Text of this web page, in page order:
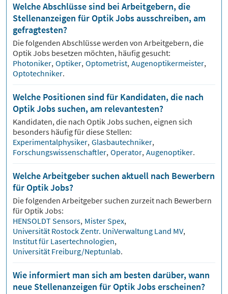
Welche Abschlüsse sind bei Arbeitgebern, die
Stellenanzeigen für Optik Jobs ausschreiben, am
gefragtesten?
Die folgenden Abschlüsse werden von Arbeitgebern, die
OptikJobs besetzen möchten, häufig gesucht:
Photoniker, Optiker, Optometrist, Augenoptikermeister,
Optotechniker.
Welche Positionen sind für Kandidaten, die nach
Optik Jobs suchen, am relevantesten?
Kandidaten, die nach OptikJobs suchen, eignen sich
besonders häufig für diese Stellen:
Experimentalphysiker, Glasbautechniker,
Forschungswissenschaftler, Operator, Augenoptiker.
Welche Arbeitgeber suchen aktuell nach Bewerbern
für Optik Jobs?
Die folgenden Arbeitgeber suchen zurzeit nach Bewerbern
fürOptikJobs:
HENSOLDT Sensors, Mister Spex,
Universität Rostock Zentr. UniVerwaltung Land MV,
Institut für Lasertechnologien,
Universität Freiburg/Neptunlab.
Wie informiert man sich am besten darüber, wann
neue Stellenanzeigen für Optik Jobs erscheinen?